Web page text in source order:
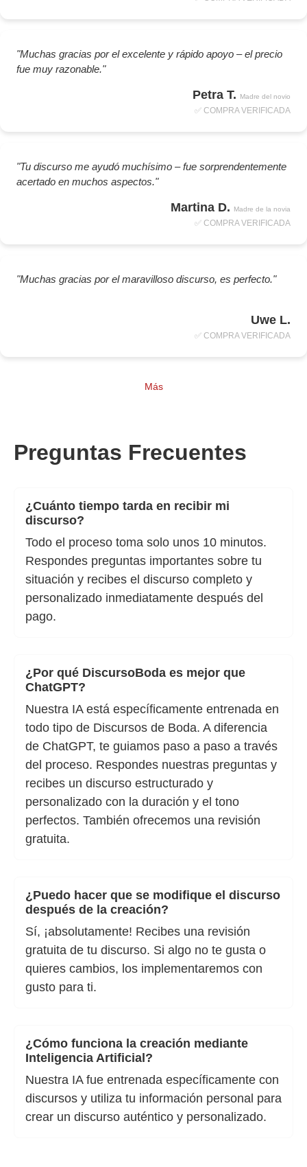
"Muchas gracias por el excelente y rápido apoyo – el precio
fue muy razonable."
Petra T. Madre del novio
✅ COMPRA VERIFICADA
"Tu discurso me ayudó muchísimo – fue sorprendentemente
acertado en muchos aspectos."
Martina D. Madre de la novia
✅ COMPRA VERIFICADA
"Muchas gracias por el maravilloso discurso, es perfecto."
Uwe L.
✅ COMPRA VERIFICADA
Más
Preguntas Frecuentes
¿Cuánto tiempo tarda en recibir mi
discurso?
Todo el proceso toma solo unos 10 minutos.
Respondes preguntas importantes sobre tu
situación y recibes el discurso completo y
personalizado inmediatamente después del
pago.
¿Por qué DiscursoBoda es mejor que
ChatGPT?
Nuestra IA está específicamente entrenada en
todo tipo de Discursos de Boda. A diferencia
de ChatGPT, te guiamos paso a paso a través
del proceso. Respondes nuestras preguntas y
recibes un discurso estructurado y
personalizado con la duración y el tono
perfectos. También ofrecemos una revisión
gratuita.
¿Puedo hacer que se modifique el discurso
después de la creación?
Sí, ¡absolutamente! Recibes una revisión
gratuita de tu discurso. Si algo no te gusta o
quieres cambios, los implementaremos con
gusto para ti.
¿Cómo funciona la creación mediante
Inteligencia Artificial?
Nuestra IA fue entrenada específicamente con
discursos y utiliza tu información personal para
crear un discurso auténtico y personalizado.